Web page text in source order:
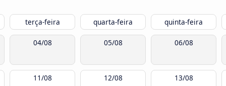
terça-feira quarta-feira quinta-feira
04/08 05/08 06/08
11/08 12/08 13/08